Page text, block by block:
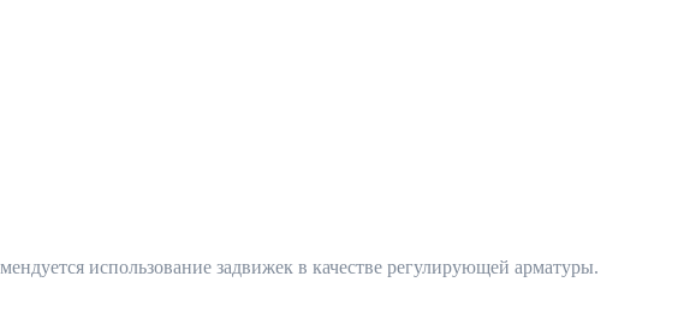
использование задвижек в качестве регулирующей арматуры.